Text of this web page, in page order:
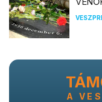
A